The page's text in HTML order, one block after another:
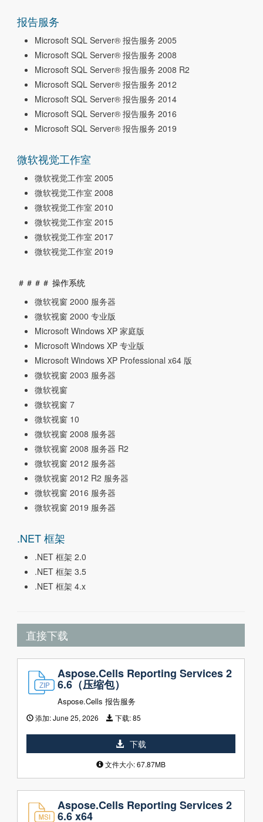
报告服务
Microsoft SQL Server® 报告服务 2005
Microsoft SQL Server® 报告服务 2008
Microsoft SQL Server® 报告服务 2008 R2
Microsoft SQL Server® 报告服务 2012
Microsoft SQL Server® 报告服务 2014
Microsoft SQL Server® 报告服务 2016
Microsoft SQL Server® 报告服务 2019
微软视觉工作室
微软视觉工作室 2005
微软视觉工作室 2008
微软视觉工作室 2010
微软视觉工作室 2015
微软视觉工作室 2017
微软视觉工作室 2019
＃＃＃＃ 操作系统
微软视窗 2000 服务器
微软视窗 2000 专业版
Microsoft Windows XP 家庭版
Microsoft Windows XP 专业版
Microsoft Windows XP Professional x64 版
微软视窗 2003 服务器
微软视窗
微软视窗 7
微软视窗 10
微软视窗 2008 服务器
微软视窗 2008 服务器 R2
微软视窗 2012 服务器
微软视窗 2012 R2 服务器
微软视窗 2016 服务器
微软视窗 2019 服务器
.NET 框架
.NET 框架 2.0
.NET 框架 3.5
.NET 框架 4.x
直接下载
Aspose.Cells Reporting Services 2
6.6（压缩包）
Aspose.Cells 报告服务
添加:June 25, 2026 下载:85
下载
文件大小: 67.87MB
Aspose.Cells Reporting Services 2
6.6 x64